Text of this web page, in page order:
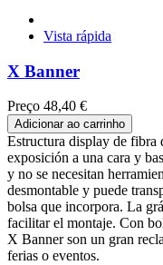
Vista rápida
X Banner
Preço 48,40 €
Adicionar ao carrinho
Estructura display de
exposición a una cara y
y no se necesitan
desmontable y puede
bolsa que incorpora. La
facilitar el montaje. Con
X Banner son un gran
ferias o eventos.